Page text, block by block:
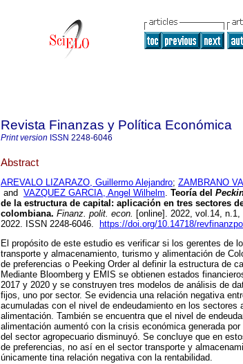
Revista Finanzas y Política Económica
Print version ISSN 2248-6046
Abstract
AREVALO LIZARAZO, Guillermo Alejandro; ZAMBRANO
and VAZQUEZ GARCIA, Angel Wilhelm. Teoría del
de la estructura de capital: aplicación en tres sectores
colombiana. Finanz. polit. econ. [online]. 2022, vol.14,
2022. ISSN 2248-6046.
https://doi.org/10.14718/
El propósito de este estudio es verificar si los gerentes de
transporte y almacenamiento, turismo y alimentación de
de preferencias o Peeking Order al definir la estructura de
Mediante Bloomberg y EMIS se obtienen estados
2017 y 2020 y se construyen tres modelos de análisis de
fijos, uno por sector. Se evidencia una relación negativa
acumuladas con el nivel de endeudamiento en los sectores
alimentación. También se encuentra que el nivel de
alimentación aumentó con la crisis económica generada por
del sector agropecuario disminuyó. Se concluye que en
de preferencias, no así en el sector transporte y
únicamente tina relación negativa con la rentabilidad.